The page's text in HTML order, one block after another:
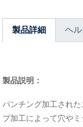
製品詳細 ヘ
製品説明：
パンチング加工され
プ加工によって穴や